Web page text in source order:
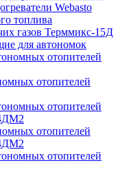
Webasto
топлива
газов Терммикс-15Д
для автономок
отопителей
отопителей